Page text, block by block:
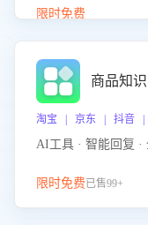
限时免费
商品知
淘宝 | 京东 | 抖音 |
AI工具 · 智能回复
限时免费已售99+